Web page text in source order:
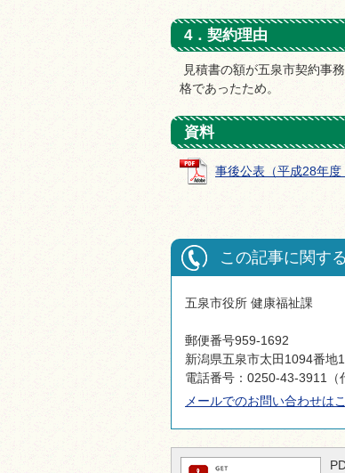
4．契約理由
見積書の額が五泉市契約事
格であったため。
資料
事後公表（平成28年
この記事に関す
五泉市役所 健康福祉課
郵便番号959-1692
新潟県五泉市太田1094番地1
電話番号：0250-43-3911
メールでのお問い合わせは